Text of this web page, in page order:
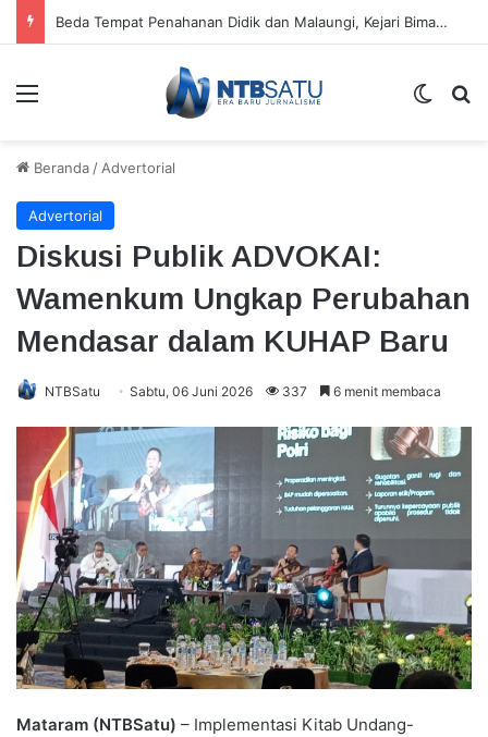
Sertifikasi HAKI Empat Motif Tenun Perkuat Identitas Khas Sumbawa Barat
Menu
Beranda / Advertorial
Advertorial
Diskusi Publik ADVOKAI:
Wamenkum Ungkap Perubahan
Mendasar dalam KUHAP Baru
NTBSatu Sabtu, 06 Juni 2026 337 6 menit membaca
Mataram (NTBSatu) – Implementasi Kitab Undang-